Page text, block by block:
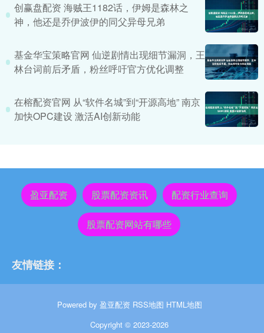
创赢盘配资 海贼王1182话，伊姆是森林之
神，他还是乔伊波伊的同父异母兄弟
基金华宝策略官网 仙逆剧情出现细节漏洞，王
林台词前后矛盾，粉丝呼吁官方优化调整
在榕配资官网 从“软件名城”到“开源高地” 南京
加快OPC建设 激活AI创新动能
盈亚配资 股票配资资讯 配资行业查询
股票配资网站有哪些
友情链接：
Powered by 盈亚配资 RSS地图 HTML地图
Copyright © 2023-2026